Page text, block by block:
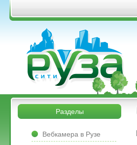
Перейти к основному содержанию
&bsps;
&bsps;
Разделы
Вебкамера в Рузе